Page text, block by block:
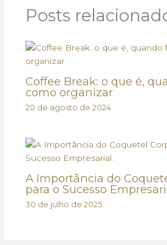
Posts
Coffee Break: o que é,
como organizar
20 de agosto de 2024
A Importância do
para o Sucesso
30 de julho de 2025